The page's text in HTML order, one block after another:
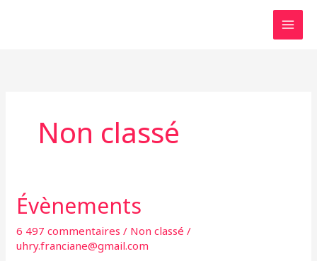
Non classé
Évènements
6 497 commentaires / Non classé /
uhry.franciane@gmail.com
Évènements